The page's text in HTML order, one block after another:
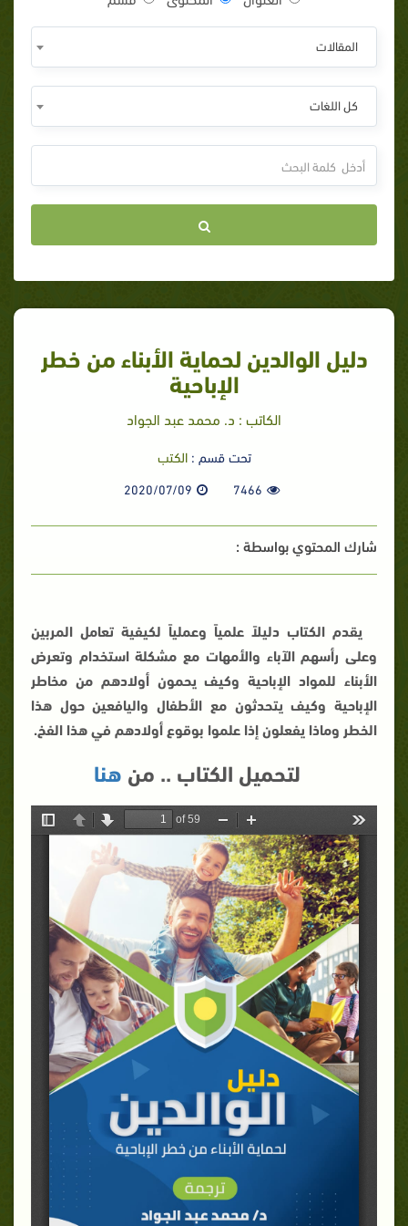
المقالات
كل اللغات
دليل الوالدين لحماية الأبناء من خطر
الإباحية
الكاتب : د. محمد عبد الجواد
تحت قسم :الكتب
7466
2020/07/09
شارك المحتوي بواسطة :
يقدم الكتاب دليلاً علمياً وعملياً لكيفية تعامل المربين
وعلى رأسهم الآباء والأمهات مع مشكلة استخدام وتعرض
الأبناء للمواد الإباحية وكيف يحمون أولادهم من مخاطر
الإباحية وكيف يتحدثون مع الأطفال واليافعين حول هذا
الخطر وماذا يفعلون إذا علموا بوقوع أولادهم في هذا الفخ.
لتحميل الكتاب .. من هنا